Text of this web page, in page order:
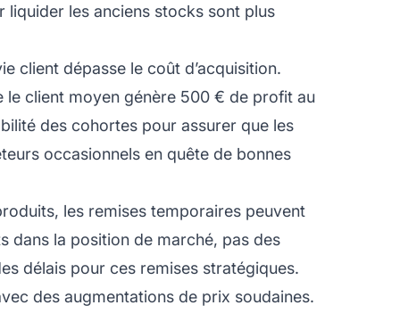
liquider les anciens stocks sont plus
client dépasse le coût d’acquisition.
le client moyen génère 500 € de profit au
des cohortes pour assurer que les
occasionnels en quête de bonnes
les remises temporaires peuvent
dans la position de marché, pas des
délais pour ces remises stratégiques.
des augmentations de prix soudaines.